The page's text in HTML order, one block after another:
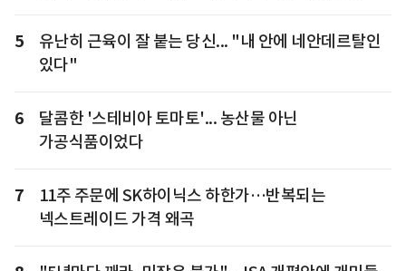
5
유난히 근육이 잘 붙는 당신... "내 안에 네안데르탈인
있다"
6
달콤한 '스테비아 토마토'... 농산물 아닌
가공식품이었다
7
11주 주문에 SK하이닉스 하한가…반복되는
넥스트레이드 가격 왜곡